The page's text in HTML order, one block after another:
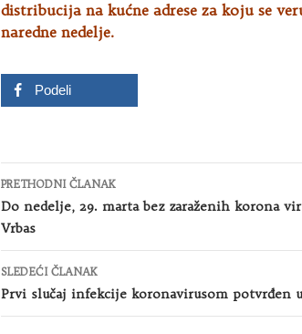
distribucija na kućne adrese za koju se
naredne nedelje.
Podeli
Kretanje
članaka
PRETHODNI ČLANAK
Do nedelje, 29. marta bez zaraženih korona
Vrbas
SLEDEĆI ČLANAK
Prvi slučaj infekcije koronavirusom potvrđen